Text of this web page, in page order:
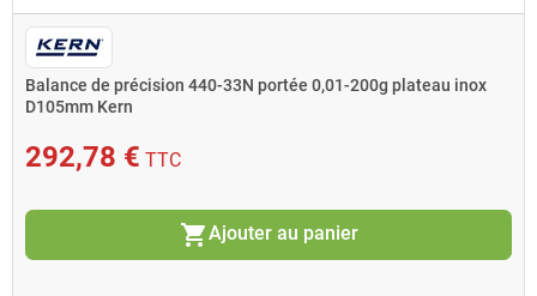
Balance de précision 440-33N portée 0,01-200g plateau inox
D105mm Kern
292,78 € TTC
shopping_cartAjouter au panier